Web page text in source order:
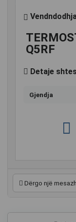
Q5RF
Detaje
Gjendja
Dërgo një mesazh